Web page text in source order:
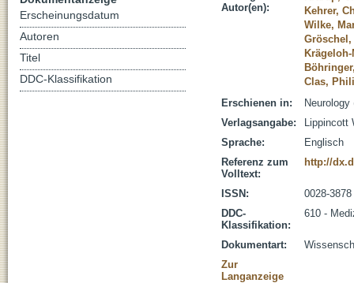
Autor(en):
Kehrer,
Wilke,
Clas,
Erschienen in:
Verlagsangabe:
Lippincott
Sprache:
Englisch
Referenz zum
Volltext:
http://
ISSN:
0028-3878
DDC-
Klassifikation:
610 -
Dokumentart:
Zur
Langanzeige
Erscheinungsdatum
Autoren
Titel
DDC-Klassifikation